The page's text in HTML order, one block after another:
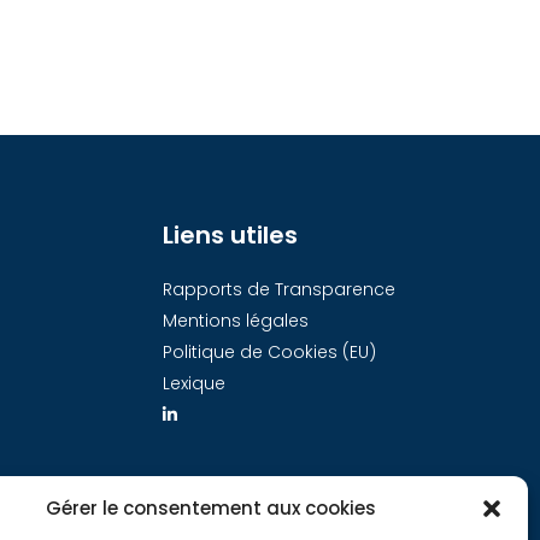
Gérer le consentement aux cookies
Liens utiles
Rapports de Transparence
Mentions légales
Politique de Cookies (EU)
Lexique